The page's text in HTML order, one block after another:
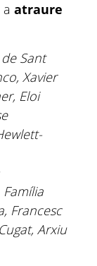
atraure
Sant
Xavier
Eloi
Francesc
Arxiu